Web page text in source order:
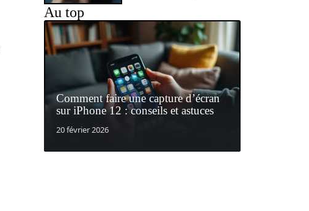
Au top
Comment faire une capture d’écran
sur iPhone 12 : conseils et astuces
20 février 2026